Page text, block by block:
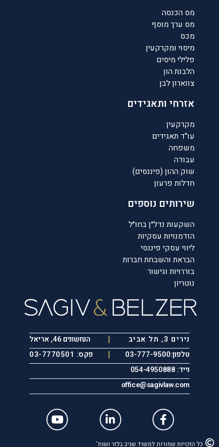
מס הכנסה
מס ערך מוסף
מכס
מיסוי ומקרקעין
פלילי מיסים
הלבנת הון
צווארון לבן
אזרחי ותאגידים
מקרקעין
עו"ד תאגידים
משפחה
עבודה
שוק ההון (פיננסים)
חדלות פרעון
שירותים נוספים
השקעות נדל״ן בחו״ל
הזדמנויות עסקיות
ליווי עסקי פיננסי
הבראת והשבחת חברות
בוררויות וגישור
נוטריון
נירים 3, תל אביב
הנחשונים 46, אריאל
טלפון:03-777-9500
פקס: 03-7770501
נייד: 054-4950888
office@sagivlaw.com
כל הזכויות שמורות למשרד שגיב בלזר ושות'